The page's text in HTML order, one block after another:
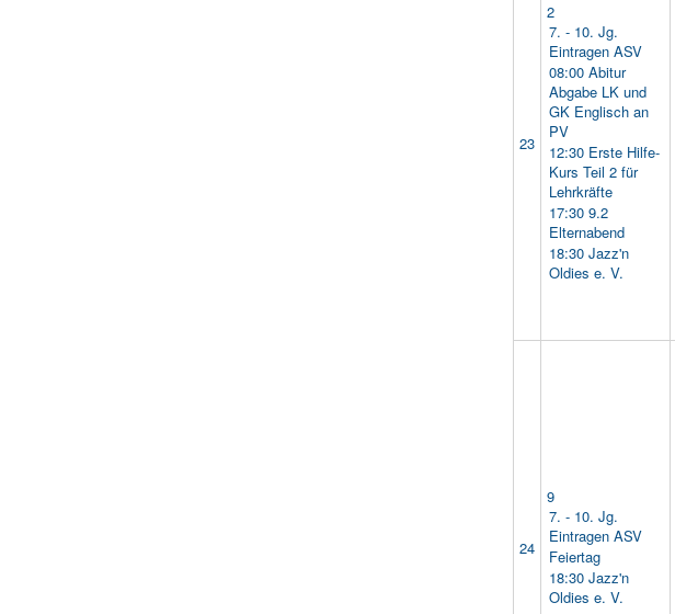
23
2
7. - 10. Jg.
Eintragen ASV
08:00 Abitur
Abgabe LK und
GK Englisch an
PV
12:30 Erste Hilfe-
Kurs Teil 2 für
Lehrkräfte
17:30 9.2
Elternabend
18:30 Jazz'n
Oldies e. V.
24
9
7. - 10. Jg.
Eintragen ASV
Feiertag
18:30 Jazz'n
Oldies e. V.